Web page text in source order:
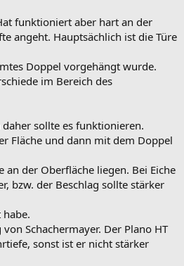
funktioniert aber hart an der
angeht. Hauptsächlich ist die Türe
Doppel vorgehängt wurde.
im Bereich des
sollte es funktionieren.
Fläche und dann mit dem Doppel
an der Oberfläche liegen. Bei Eiche
bzw. der Beschlag sollte stärker
Schachermayer. Der Plano HT
sonst ist er nicht stärker